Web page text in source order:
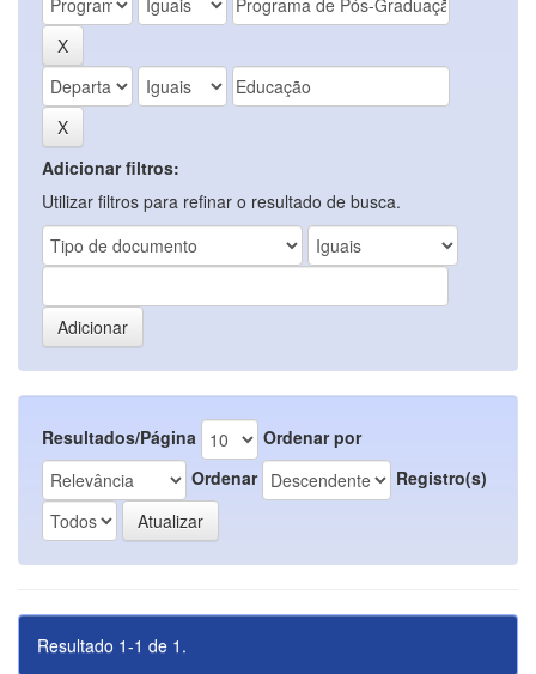
Adicionar filtros:
Utilizar filtros para refinar o resultado de busca.
Resultados/Página
Ordenar por
Ordenar
Registro(s)
Resultado 1-1 de 1.